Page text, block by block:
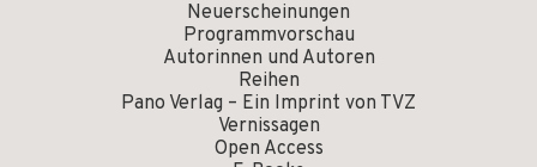
Neuerscheinungen
Programmvorschau
Autorinnen und Autoren
Reihen
Pano Verlag – Ein Imprint von TVZ
Vernissagen
Open Access